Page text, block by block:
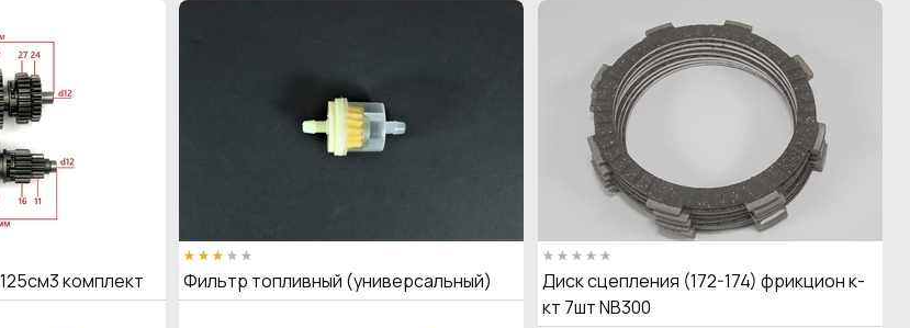
комплект Фильтр топливный (универсальный)
Диск сцепления (172-174) фрикцион к-
кт 7шт NB300